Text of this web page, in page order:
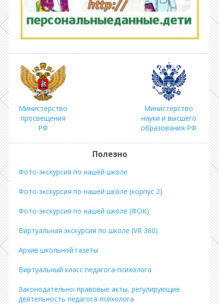
Министерство
просвещения
РФ
Министерство
науки и высшего
образования РФ
Полезно
Фото-экскурсия по нашей школе
Фото-экскурсия по нашей школе (корпус 2)
Фото-экскурсия по нашей школе (ФОК)
Виртуальная экскурсия по школе (VR 360)
Архив школьной газеты
Виртуальный класс педагога-психолога
Законодательно-правовые акты, регулирующие
деятельность педагога-психолога